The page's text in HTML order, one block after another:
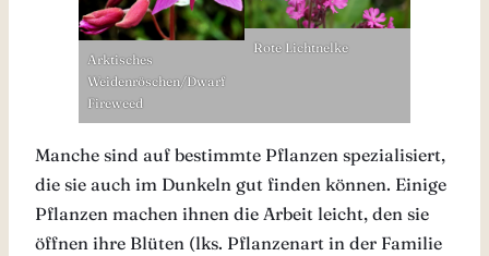
Arktisches
Weidenröschen/Dwarf
Fireweed
Rote Lichtnelke
Manche sind auf bestimmte Pflanzen spezialisiert,
die sie auch im Dunkeln gut finden können. Einige
Pflanzen machen ihnen die Arbeit leicht, den sie
öffnen ihre Blüten (lks. Pflanzenart in der Familie